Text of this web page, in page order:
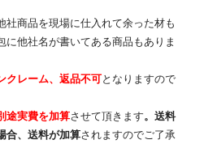
社商品を現場に仕入れて余った材も
に他社名が書いてある商品もありま
クレーム、返品不可となりますので
途実費を加算させて頂きます。送料
合、送料が加算されますのでご了承